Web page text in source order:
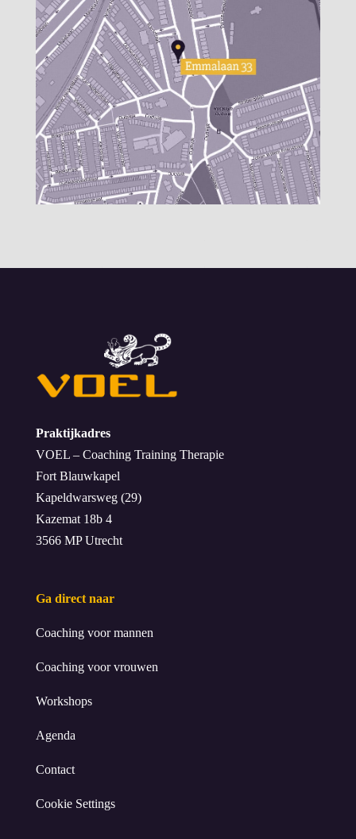
Praktijkadres
VOEL – Coaching Training Therapie
Fort Blauwkapel
Kapeldwarsweg (29)
Kazemat 18b 4
3566 MP Utrecht
Ga direct naar
Coaching voor mannen
Coaching voor vrouwen
Workshops
Agenda
Contact
Cookie Settings